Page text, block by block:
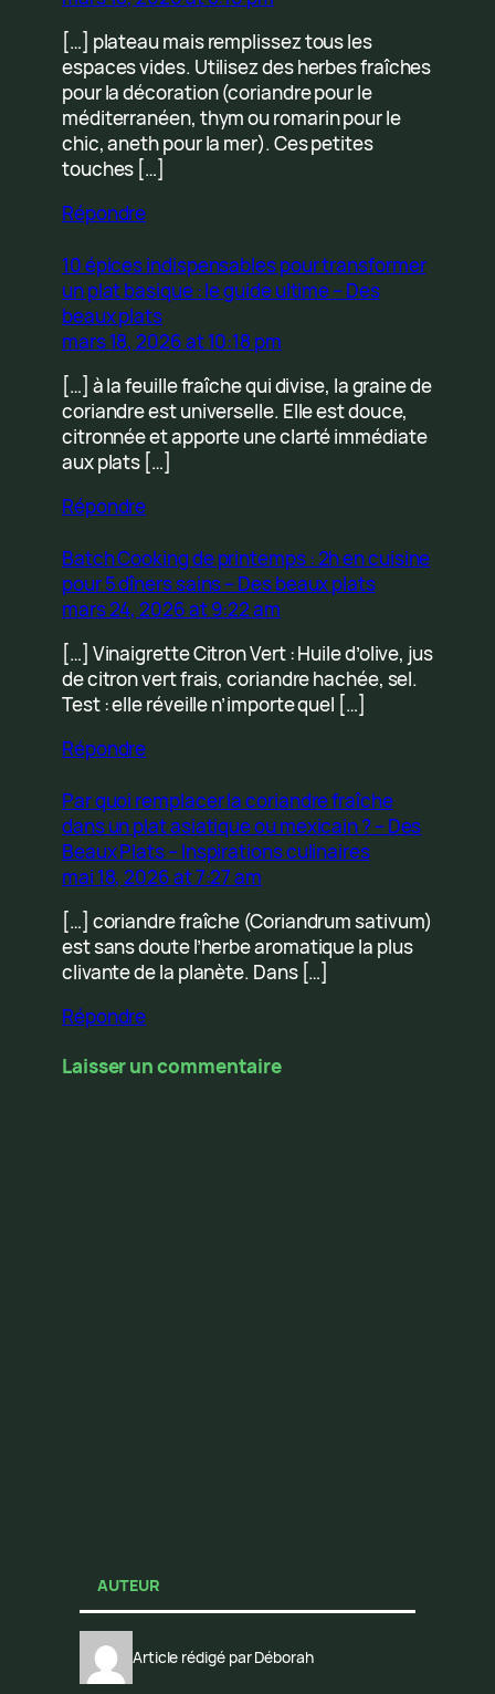
[…] plateau mais remplissez tous les
espaces vides. Utilisez des herbes fraîches
pour la décoration (coriandre pour le
méditerranéen, thym ou romarin pour le
chic, aneth pour la mer). Ces petites
touches […]
Répondre
10 épices indispensables pour transformer
un plat basique : le guide ultime – Des
beaux plats
mars 18, 2026 at 10:18 pm
[…] à la feuille fraîche qui divise, la graine de
coriandre est universelle. Elle est douce,
citronnée et apporte une clarté immédiate
aux plats […]
Répondre
Batch Cooking de printemps : 2h en cuisine
pour 5 dîners sains – Des beaux plats
mars 24, 2026 at 9:22 am
[…] Vinaigrette Citron Vert : Huile d’olive, jus
de citron vert frais, coriandre hachée, sel.
Test : elle réveille n’importe quel […]
Répondre
Par quoi remplacer la coriandre fraîche
dans un plat asiatique ou mexicain ? – Des
Beaux Plats – Inspirations culinaires
mai 18, 2026 at 7:27 am
[…] coriandre fraîche (Coriandrum sativum)
est sans doute l’herbe aromatique la plus
clivante de la planète. Dans […]
Répondre
Laisser un commentaire
AUTEUR
Article rédigé par Déborah